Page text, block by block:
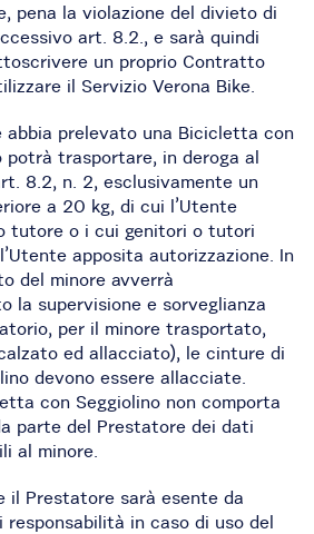
pena la violazione del divieto di
art. 8.2., e sarà quindi
un proprio Contratto
il Servizio Verona Bike.
abbia prelevato una Bicicletta con
potrà trasportare, in deroga al
8.2, n. 2, esclusivamente un
a 20 kg, di cui l’Utente
tutore o i cui genitori o tutori
apposita autorizzazione. In
del minore avverrà
la supervisione e sorveglianza
per il minore trasportato,
ed allacciato), le cinture di
devono essere allacciate.
con Seggiolino non comporta
parte del Prestatore dei dati
al minore.
il Prestatore sarà esente da
responsabilità in caso di uso del